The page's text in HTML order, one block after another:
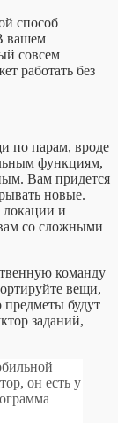
способ
вашем
совсем
работать без
по парам, вроде
функциям,
Вам придется
новые.
и
со сложными
команду
вещи,
будут
заданий,
он есть у